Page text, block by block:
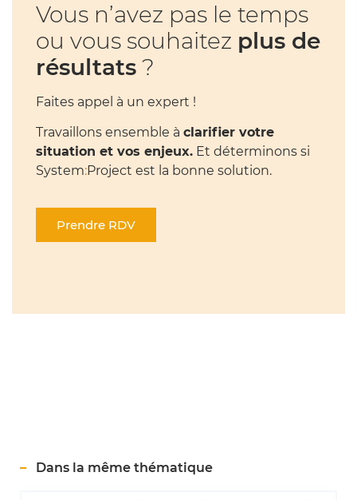
Vous n’avez pas le temps
ou vous souhaitez plus de
résultats ?
Faites appel à un expert !
Travaillons ensemble à clarifier votre
situation et vos enjeux. Et déterminons si
System:Project est la bonne solution.
Prendre RDV
Dans la même thématique